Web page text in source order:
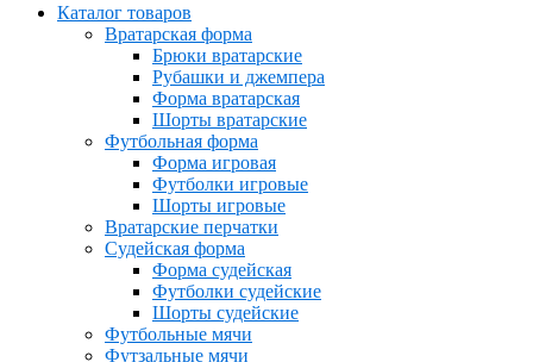
Каталог товаров
Вратарская форма
Брюки вратарские
Рубашки и джемпера
Форма вратарская
Шорты вратарские
Футбольная форма
Форма игровая
Футболки игровые
Шорты игровые
Вратарские перчатки
Судейская форма
Форма судейская
Футболки судейские
Шорты судейские
Футбольные мячи
Футзальные мячи